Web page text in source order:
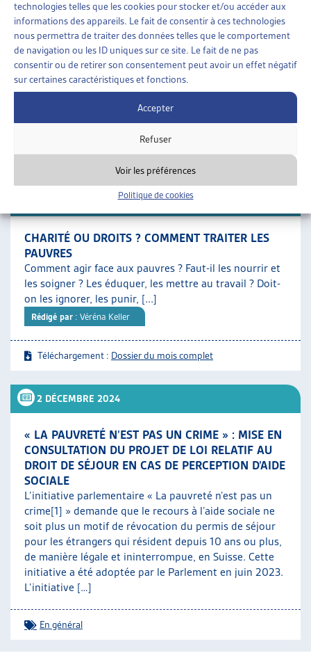
technologies telles que les cookies pour stocker et/ou accéder aux
informations des appareils. Le fait de consentir à ces technologies
nous permettra de traiter des données telles que le comportement
de navigation ou les ID uniques sur ce site. Le fait de ne pas
consentir ou de retirer son consentement peut avoir un effet négatif
sur certaines caractéristiques et fonctions.
Accepter
Refuser
Voir les préférences
Politique de cookies
LA PAUVRETÉ EN HÉRITAGE : UNE FATALITÉ ?
DONNER UNE PLACE AUX ENFANTS À L’AIDE
SOCIALE
Un tiers des bénéficiaires de l’aide sociale sont des
enfants : c’est le groupe démographique le plus
nombreux dans le dispositif. Ces derniers ont, par [...]
: Sylvia Garcia Delahaye | Caroline Dubath | Elena
CHARITÉ OU DROITS ? COMMENT TRAITER LES
PAUVRES
Comment agir face aux pauvres ? Faut-il les nourrir et
les soigner ? Les éduquer, les mettre au travail ? Doit-
on les ignorer, les punir, [...]
Rédigé par : Véréna Keller
Téléchargement : Dossier du mois complet
2 DÉCEMBRE 2024
« LA PAUVRETÉ N’EST PAS UN CRIME » : MISE EN
CONSULTATION DU PROJET DE LOI RELATIF AU
DROIT DE SÉJOUR EN CAS DE PERCEPTION D’AIDE
SOCIALE
L’initiative parlementaire « La pauvreté n’est pas un
crime[1] » demande que le recours à l’aide sociale ne
soit plus un motif de révocation du permis de séjour
pour les étrangers qui résident depuis 10 ans ou plus,
de manière légale et ininterrompue, en Suisse. Cette
initiative a été adoptée par le Parlement en juin 2023.
L’initiative […]
En général